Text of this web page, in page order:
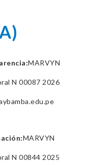
MARVYN
N 00087 2026
MARVYN
N 00844 2025